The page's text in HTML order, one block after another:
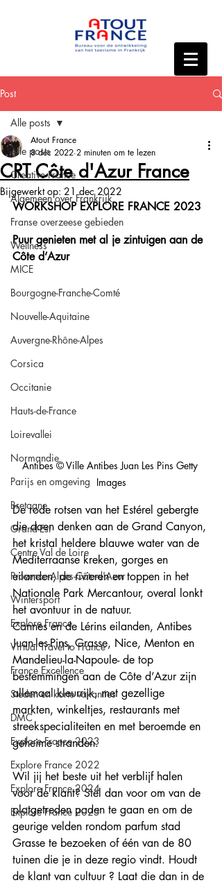
Post
Alle posts
Creative France
Algemeen over Frankrijk
Franse overzeese gebieden
Wellness
MICE
Bourgogne-Franche-Comté
Nouvelle-Aquitaine
Auvergne-Rhône-Alpes
Corsica
Occitanie
Hauts-de-France
Loirevallei
Normandie
Parijs en omgeving
Bretagne
Grand-Est
Centre Val de Loire
Provence-Alpes-Côte-d'Azur
Wintersport
Explore France
Virtual Travel to France
France Excellence
Steden en korte vakanties
DMC
Explore France 2023
Explore France 2022
Explore France 2024
Explore France 2025
Alle posts
CRT Côte d'Azur France
Atout France
8 dec 2022 2 minuten om te lezen
Bijgewerkt op: 21 dec 2022
WORKSHOP EXPLORE FRANCE 2023
Puur genieten met al je zintuigen aan de
Côte d’Azur
Antibes © Ville Antibes Juan Les Pins Getty
Images
De rode rotsen van het Estérel gebergte
die doen denken aan de Grand Canyon,
het kristal heldere blauwe water van de
Mediterraanse kreken, gorges en
eilanden, de rivieren en toppen in het
Nationale Park Mercantour, overal lonkt
het avontuur in de natuur.
Cannes en de Lérins eilanden, Antibes
Juan-les-Pins, Grasse, Nice, Menton en
Mandelieu-la-Napoule- de top
bestemmingen aan de Côte d’Azur zijn
allemaal kleurrijk, met gezellige
markten, winkeltjes, restaurants met
streekspecialiteiten en met beroemde en
geheime stranden.
Wil jij het beste uit het verblijf halen
voor de klant? Stel dan voor om van de
platgetreden paden te gaan en om de
geurige velden rondom parfum stad
Grasse te bezoeken of één van de 80
tuinen die je in deze regio vindt. Houdt
de klant van cultuur ? Laat die dan in de